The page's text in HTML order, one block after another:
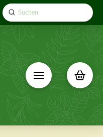
Search
Submit